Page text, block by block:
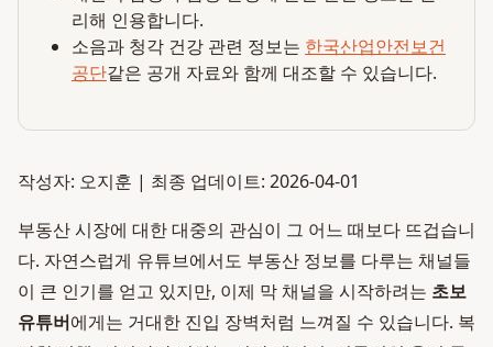
리해 인용합니다.
소음과 청각 건강 관련 정보는 한국산업안전보건
공단같은 공개 자료와 함께 대조할 수 있습니다.
작성자: 오지훈 | 최종 업데이트: 2026-04-01
부동산 시장에 대한 대중의 관심이 그 어느 때보다 뜨겁습니
다. 자연스럽게 유튜브에서도 부동산 정보를 다루는 채널들
이 큰 인기를 얻고 있지만, 이제 막 채널을 시작하려는 초보
유튜버에게는 거대한 진입 장벽처럼 느껴질 수 있습니다. 복